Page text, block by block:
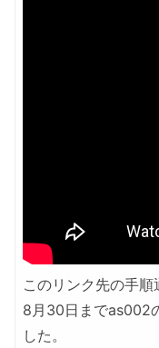
このリンク先の手順
8月30日までas002
した。